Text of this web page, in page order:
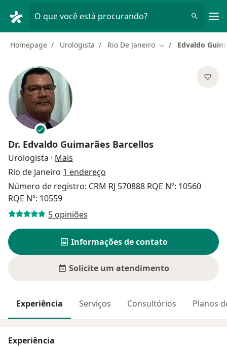
O que você está procurando?
Homepage Urologista Rio De Janeiro Mudar de cidade
Edvaldo
Dr. Edvaldo Guimarães Barcellos
Urologista · Mais
Rio de Janeiro 1 endereço
Número de registro: CRM RJ 570888 RQE Nº: 10560
RQE Nº: 10559
5 opiniões
Informações de contato
Solicite um atendimento
Experiência Serviços Consultórios Planos
Experiência